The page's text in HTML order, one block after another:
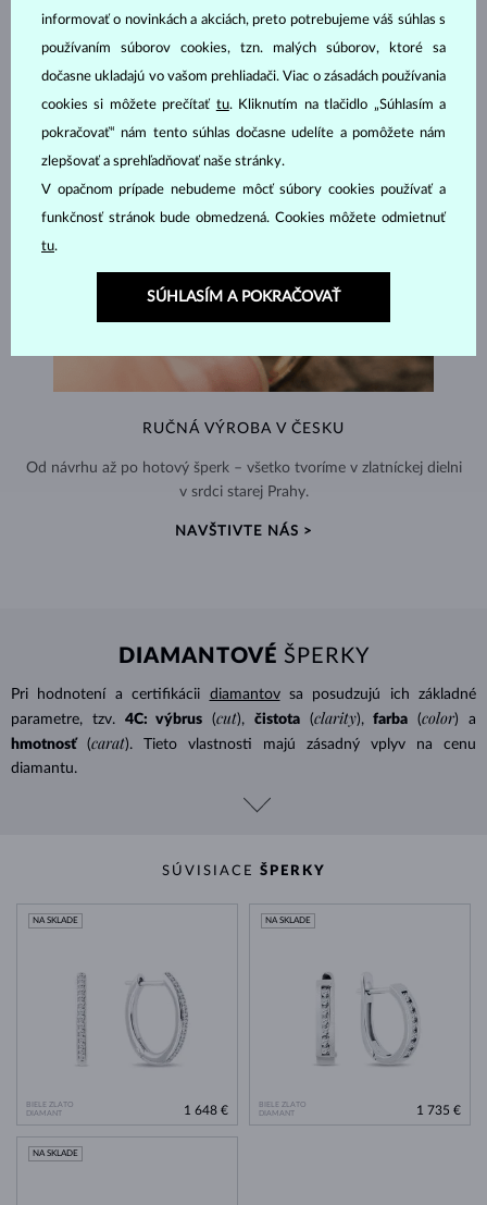
RUČNÁ VÝROBA V ČESKU
Od návrhu až po hotový šperk – všetko tvoríme v zlatníckej dielni
v srdci starej Prahy.
NAVŠTIVTE NÁS >
DIAMANTOVÉ ŠPERKY
Pri hodnotení a certifikácii diamantovsa posudzujú ich základné
parametre, tzv.
4C: výbrus (cut), čistota (clarity), farba (color) a
hmotnosť
(carat). Tieto vlastnosti majú zásadný vplyv na cenu
diamantu.
SÚVISIACE ŠPERKY
BIELE ZLATO
DIAMANT
NA SKLADE
1 648 €
BIELE ZLATO
DIAMANT
NA SKLADE
1 735 €
NA SKLADE
informovať o novinkách a akciách, preto potrebujeme váš súhlas s
používaním súborov cookies, tzn. malých súborov, ktoré sa
dočasne ukladajú vo vašom prehliadači. Viac o zásadách používania
cookies si môžete prečítať tu. Kliknutím na tlačidlo „Súhlasím a
pokračovať“ nám tento súhlas dočasne udelíte a pomôžete nám
zlepšovať a sprehľadňovať naše stránky.
V opačnom prípade nebudeme môcť súbory cookies používať a
funkčnosť stránok bude obmedzená. Cookies môžete odmietnuť
tu.
SÚHLASÍM A POKRAČOVAŤ